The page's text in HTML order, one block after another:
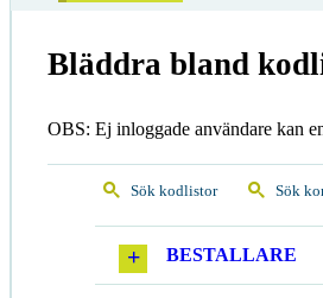
Bläddra bland
OBS: Ej inloggade användare kan
Sök kodlistor Sök
BESTALLARE